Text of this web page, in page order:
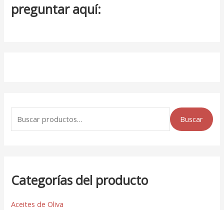
preguntar aquí:
Buscar
Categorías del producto
Aceites de Oliva